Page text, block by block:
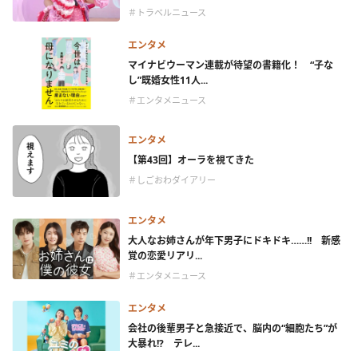
＃トラベルニュース
エンタメ
マイナビウーマン連載が待望の書籍化！ “子な
し”既婚女性11人...
＃エンタメニュース
エンタメ
【第43回】オーラを視てきた
＃しごおわダイアリー
エンタメ
大人なお姉さんが年下男子にドキドキ……!! 新感
覚の恋愛リアリ...
＃エンタメニュース
エンタメ
会社の後輩男子と急接近で、脳内の“細胞たち”が
大暴れ!? テレ...